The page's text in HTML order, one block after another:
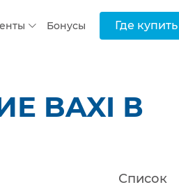
Бонусы Где купить
BAXI В
Список